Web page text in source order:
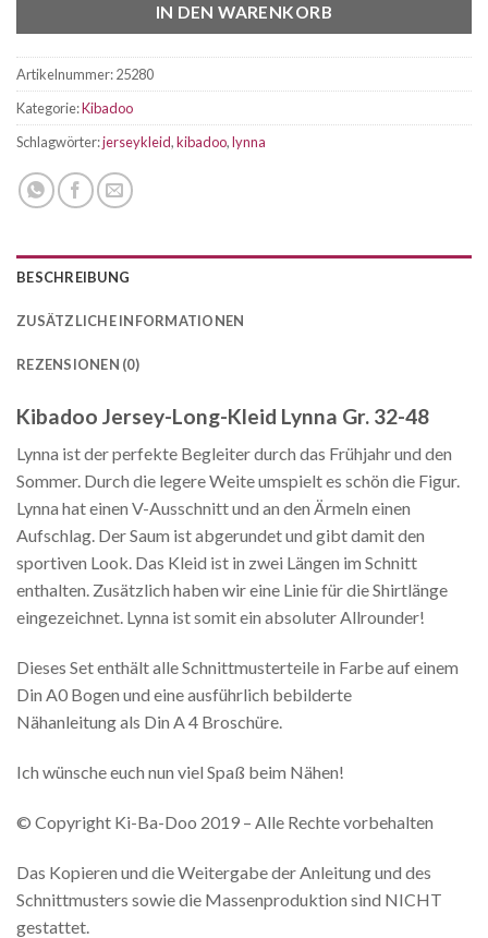
IN DEN WARENKORB
Artikelnummer:25280
Kategorie:Kibadoo
Schlagwörter:jerseykleid,kibadoo,lynna
BESCHREIBUNG
ZUSÄTZLICHE INFORMATIONEN
REZENSIONEN (0)
Kibadoo Jersey-Long-Kleid Lynna Gr. 32-48
Lynna ist der perfekte Begleiter durch das Frühjahr und den
Sommer. Durch die legere Weite umspielt es schön die Figur.
Lynna hat einen V-Ausschnitt und an den Ärmeln einen
Aufschlag. Der Saum ist abgerundet und gibt damit den
sportiven Look. Das Kleid ist in zwei Längen im Schnitt
enthalten. Zusätzlich haben wir eine Linie für die Shirtlänge
eingezeichnet. Lynna ist somit ein absoluter Allrounder!
Dieses Set enthält alle Schnittmusterteile in Farbe auf einem
Din A0 Bogen und eine ausführlich bebilderte
Nähanleitung als Din A 4 Broschüre.
Ich wünsche euch nun viel Spaß beim Nähen!
© Copyright Ki-Ba-Doo 2019 – Alle Rechte vorbehalten
Das Kopieren und die Weitergabe der Anleitung und des
Schnittmusters sowie die Massenproduktion sind NICHT
gestattet.